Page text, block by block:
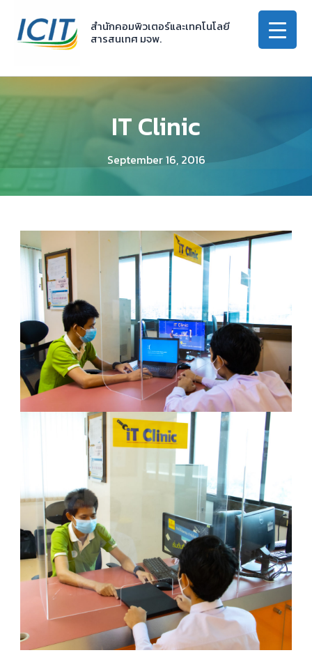
content
สำนักคอมพิวเตอร์และเทคโนโลยี
สารสนเทศ มจพ.
IT Clinic
September 16, 2016